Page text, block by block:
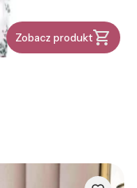
Zobacz produkt